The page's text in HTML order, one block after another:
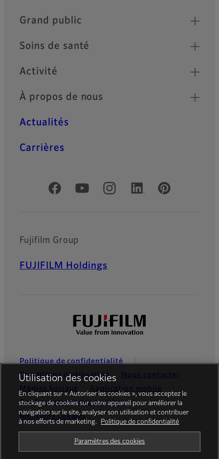
Quick Links
Grand public
Soins de santé
Activité
À propos de nous
Actualités
Carrières
Comptes officiels réseaux sociaux
Fujifilm Group
FUJIFILM Holdings
Politique de confidentialité
Conditions d’utilisation
Nous contacter
Médias Sociaux
Application mobile
Configurations des cookies
Mentions Légales
Global site
Utilisation des cookies
En cliquant sur « Autoriser les cookies », vous acceptez le
stockage de cookies sur votre appareil pour améliorer la
navigation sur le site, analyser son utilisation et contribuer
à nos efforts de marketing.
Politique de confidentialité
Paramètres des cookies